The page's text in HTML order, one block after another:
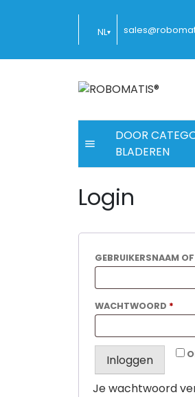
NL▾
Battery Strapping
DOOR
BLADEREN
Login
GEBRUIKERSNAAM
WACHTWOORD *
Inloggen
Je wachtwoord